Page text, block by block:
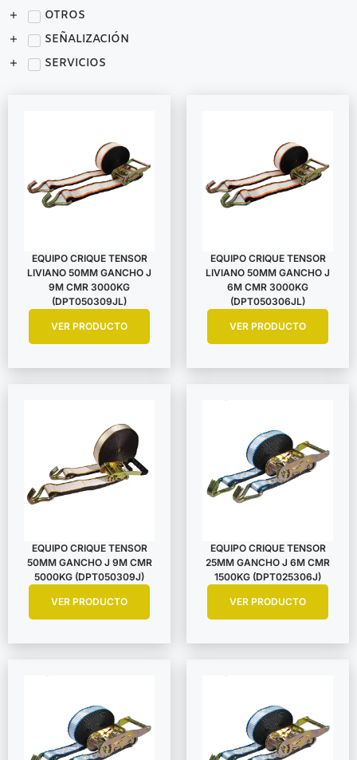
OTROS
SEÑALIZACIÓN
SERVICIOS
EQUIPO CRIQUE TENSOR
LIVIANO 50MM GANCHO J
9M CMR 3000KG
(DPT050309JL)
VER PRODUCTO
EQUIPO CRIQUE TENSOR
LIVIANO 50MM GANCHO J
6M CMR 3000KG
(DPT050306JL)
VER PRODUCTO
EQUIPO CRIQUE TENSOR
50MM GANCHO J 9M CMR
5000KG (DPT050309J)
VER PRODUCTO
EQUIPO CRIQUE TENSOR
25MM GANCHO J 6M CMR
1500KG (DPT025306J)
VER PRODUCTO